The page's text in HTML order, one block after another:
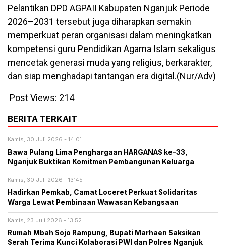
Pelantikan DPD AGPAII Kabupaten Nganjuk Periode
2026–2031 tersebut juga diharapkan semakin
memperkuat peran organisasi dalam meningkatkan
kompetensi guru Pendidikan Agama Islam sekaligus
mencetak generasi muda yang religius, berkarakter,
dan siap menghadapi tantangan era digital.(Nur/Adv)
Post Views: 214
BERITA TERKAIT
Kamis, 30 Juli 2026 - 14:01
Bawa Pulang Lima Penghargaan HARGANAS ke-33,
Nganjuk Buktikan Komitmen Pembangunan Keluarga
Kamis, 30 Juli 2026 - 13:45
Hadirkan Pemkab, Camat Loceret Perkuat Solidaritas
Warga Lewat Pembinaan Wawasan Kebangsaan
Kamis, 23 Juli 2026 - 13:52
Rumah Mbah Sojo Rampung, Bupati Marhaen Saksikan
Serah Terima Kunci Kolaborasi PWI dan Polres Nganjuk